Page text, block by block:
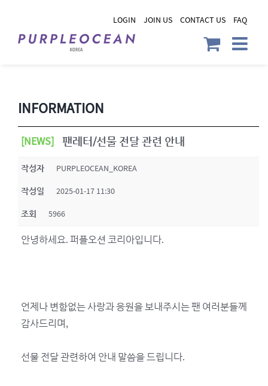
content
LOGIN JOIN US CONTACT US FAQ
INFORMATION
[NEWS] 팬레터/선물 전달 관련 안내
작성자 PURPLEOCEAN_KOREA
작성일 2025-01-17 11:30
조회 5966
안녕하세요. 퍼플오션 코리아입니다.
언제나 변함없는 사랑과 응원을 보내주시는 팬 여러분들께
감사드리며,
선물 전달 관련하여 안내 말씀을 드립니다.